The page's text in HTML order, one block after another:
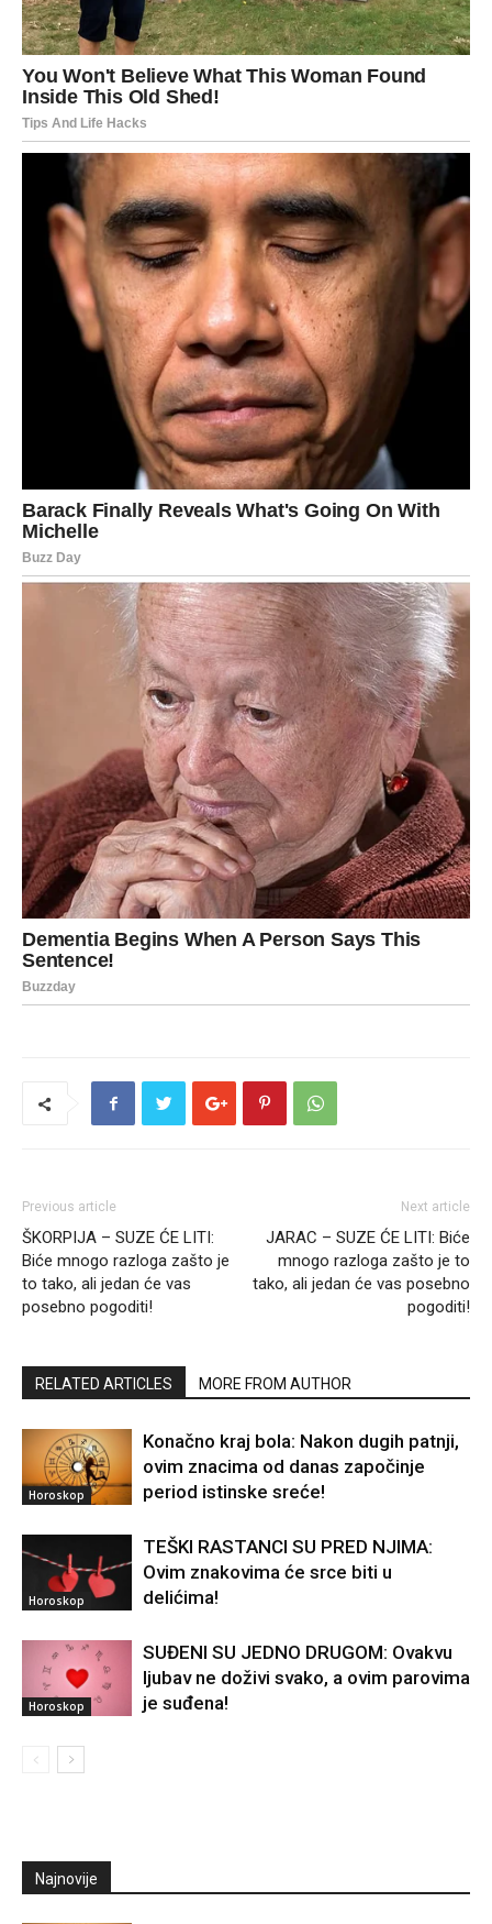
Previous article
ŠKORPIJA – SUZE ĆE LITI:
Biće mnogo razloga zašto je
to tako, ali jedan će vas
posebno pogoditi!
Next article
JARAC – SUZE ĆE LITI: Biće
mnogo razloga zašto je to
tako, ali jedan će vas posebno
pogoditi!
RELATED ARTICLES MORE FROM AUTHOR
Horoskop
Konačno kraj bola: Nakon dugih patnji,
ovim znacima od danas započinje
period istinske sreće!
Horoskop
TEŠKI RASTANCI SU PRED NJIMA:
Ovim znakovima će srce biti u
delićima!
Horoskop
SUĐENI SU JEDNO DRUGOM: Ovakvu
ljubav ne doživi svako, a ovim parovima
je suđena!
Najnovije